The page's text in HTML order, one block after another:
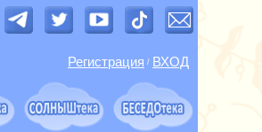
Регистрация / ВХОД